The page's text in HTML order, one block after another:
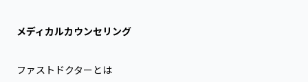
メディカルカウンセリング
ファストドクターとは